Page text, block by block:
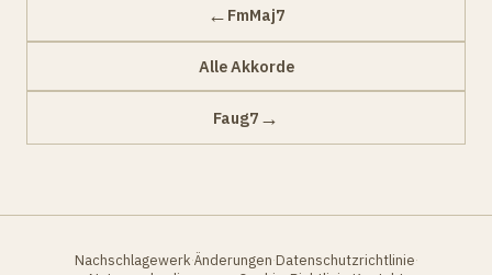
← FmMaj7
Alle Akkorde
Faug7 →
Nachschlagewerk·Änderungen·Datenschutzrichtlinie·